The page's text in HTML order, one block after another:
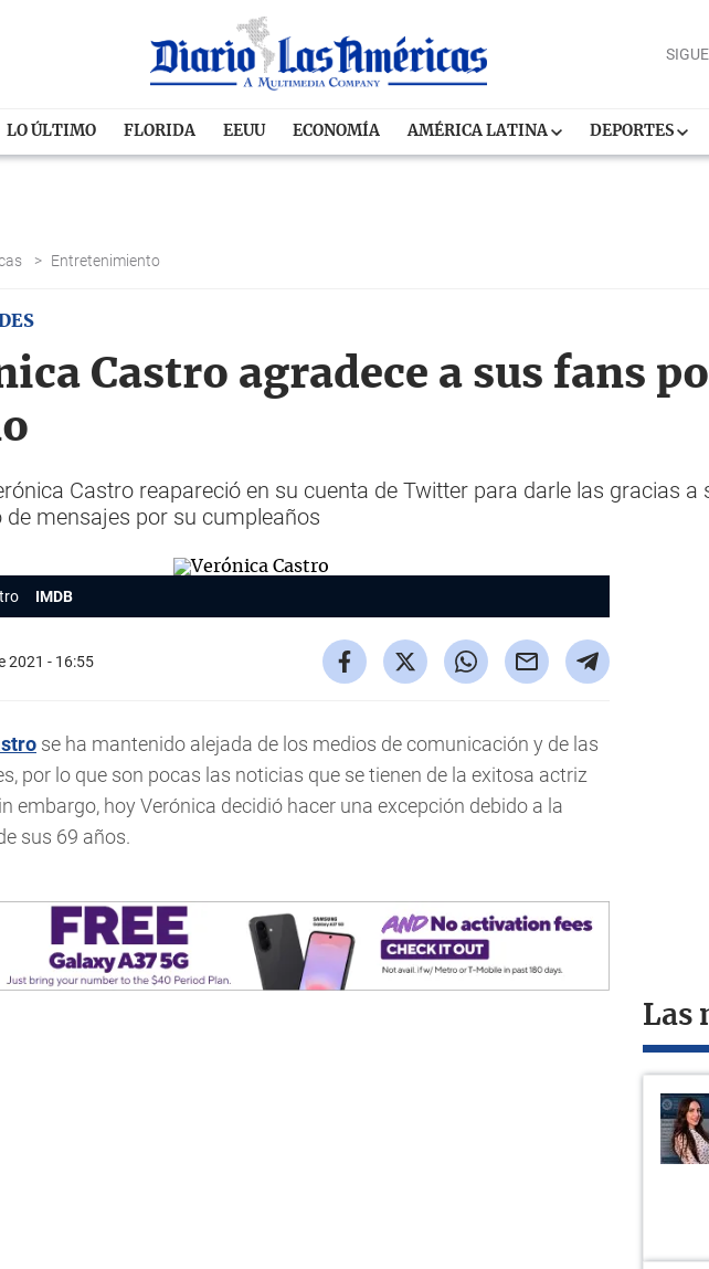
LO ÚLTIMO FLORIDA EEUU ECONOMÍA AMÉRICA LATINA DEPORTES
> Entretenimiento
Castro agradece a sus fans
Castro reapareció en su cuenta de Twitter para darle las gracias a
de mensajes por su cumpleaños
IMDB
2021 - 16:55
se ha mantenido alejada de los medios de comunicación y de las
por lo que son pocas las noticias que se tienen de la exitosa actriz
embargo, hoy Verónica decidió hacer una excepción debido a la
sus 69 años.
Las